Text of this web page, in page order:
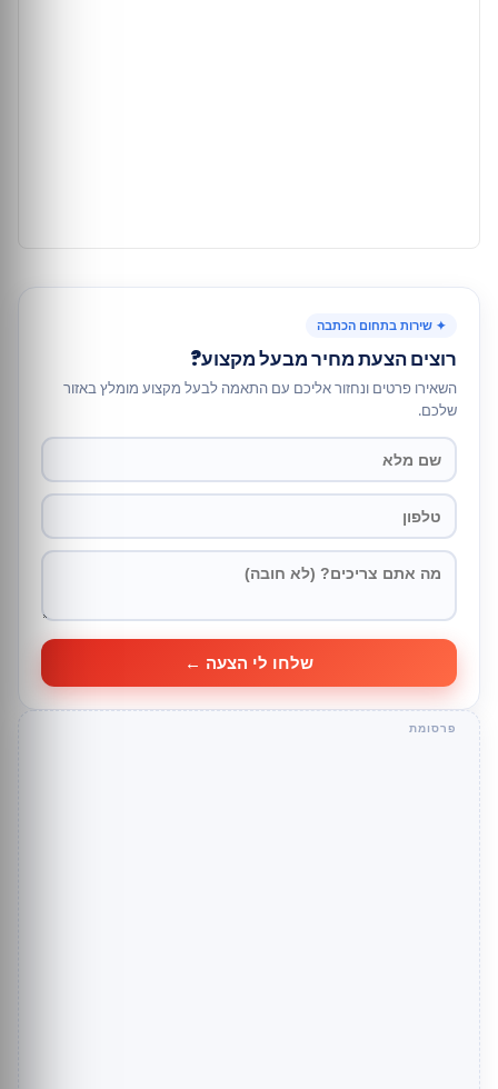
✦ שירות בתחום הכתבה
רוצים הצעת מחיר מבעל מקצוע?
השאירו פרטים ונחזור אליכם עם התאמה לבעל מקצוע מומלץ באזור
שלכם.
שלחו לי הצעה ←